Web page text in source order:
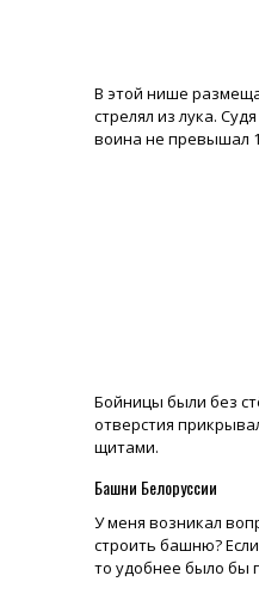
В этой нише
стрелял из лука.
воина не превышал
Бойницы были без
отверстия
щитами.
Башни Белоруссии
У меня возникал
строить башню?
то удобнее было бы